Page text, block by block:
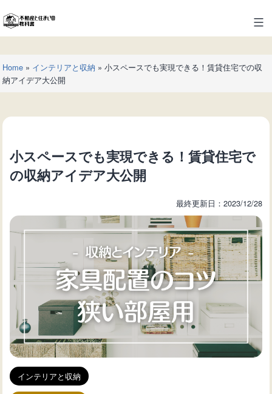
ン
テ
ツ
へ
ス
ッ
不
動
産
と
住
の
科
Home» インテリアと収納 » 小スペースでも実現できる！賃貸住宅での収
納アイデア大公開
小スペースでも実現できる！賃貸住宅で
の収納アイデア大公開
最終更新日：2023/12/28
インテリアと収納